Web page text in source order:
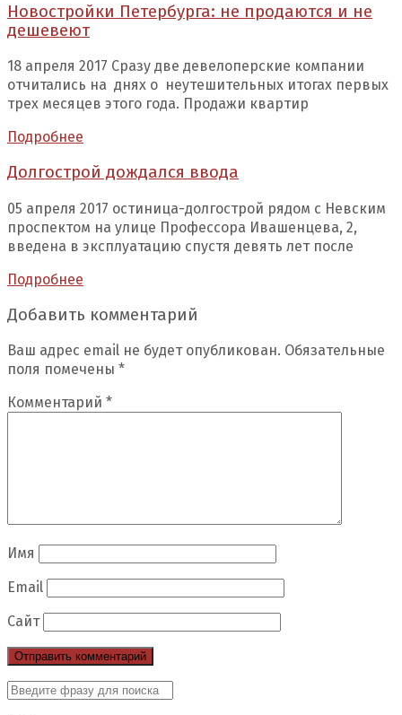
Новостройки Петербурга: не продаются и не
дешевеют
18 апреля 2017 Сразу две девелоперские компании
отчитались на днях о неутешительных итогах первых
трех месяцев этого года. Продажи квартир
Подробнее
Долгострой дождался ввода
05 апреля 2017 остиница-долгострой рядом с Невским
проспектом на улице Профессора Ивашенцева, 2,
введена в эксплуатацию спустя девять лет после
Подробнее
Добавить комментарий
Ваш адрес email не будет опубликован. Обязательные
поля помечены *
Комментарий *
Имя
Email
Сайт